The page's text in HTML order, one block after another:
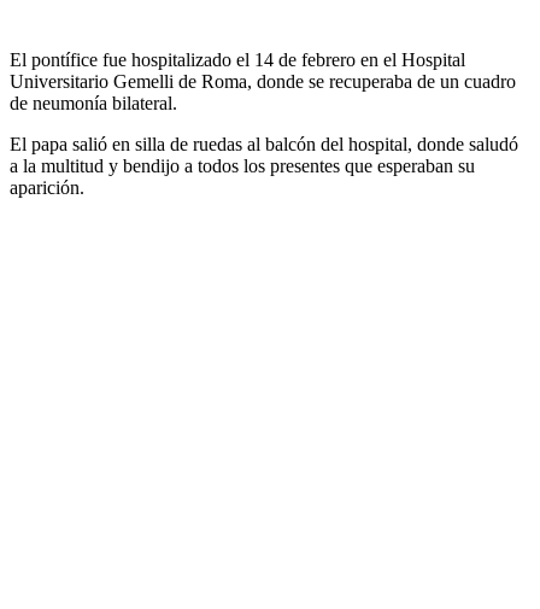
El pontífice fue hospitalizado el 14 de febrero en el Hospital
Universitario Gemelli de Roma, donde se recuperaba de un cuadro
de neumonía bilateral.
El papa salió en silla de ruedas al balcón del hospital, donde saludó
a la multitud y bendijo a todos los presentes que esperaban su
aparición.